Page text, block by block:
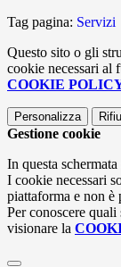
Tag pagina: Servizi
Questo sito o gli
cookie necessari al
COOKIE
Personalizza
Gestione cookie
In questa
I cookie necessari
piattaforma e non è
Per conoscere
visionare la